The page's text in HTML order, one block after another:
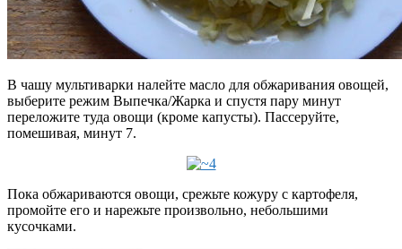
В чашу мультиварки налейте масло для обжаривания овощей,
выберите режим Выпечка/Жарка и спустя пару минут
переложите туда овощи (кроме капусты). Пассеруйте,
помешивая, минут 7.
Пока обжариваются овощи, срежьте кожуру с картофеля,
промойте его и нарежьте произвольно, небольшими
кусочками.